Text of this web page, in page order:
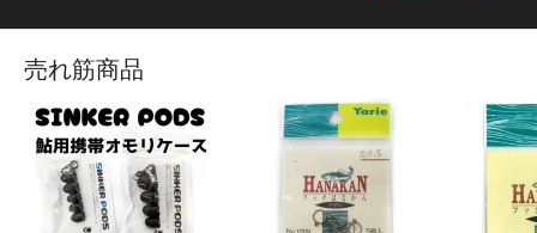
売れ筋商品